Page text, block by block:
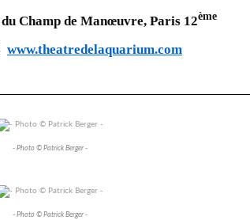
Champ de Manœuvre, Paris 12ème
www.theatredelaquarium.com
- Photo © Patrick Berger -
- Photo © Patrick Berger -